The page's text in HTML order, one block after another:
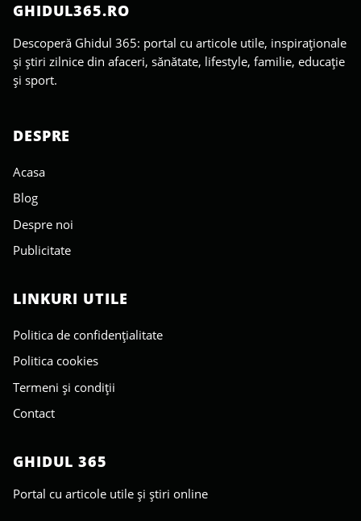
GHIDUL365.RO
Descoperă Ghidul 365: portal cu articole utile, inspiraționale
și știri zilnice din afaceri, sănătate, lifestyle, familie, educație
și sport.
DESPRE
Acasa
Blog
Despre noi
Publicitate
LINKURI UTILE
Politica de confidențialitate
Politica cookies
Termeni și condiții
Contact
GHIDUL 365
Portal cu articole utile și știri online